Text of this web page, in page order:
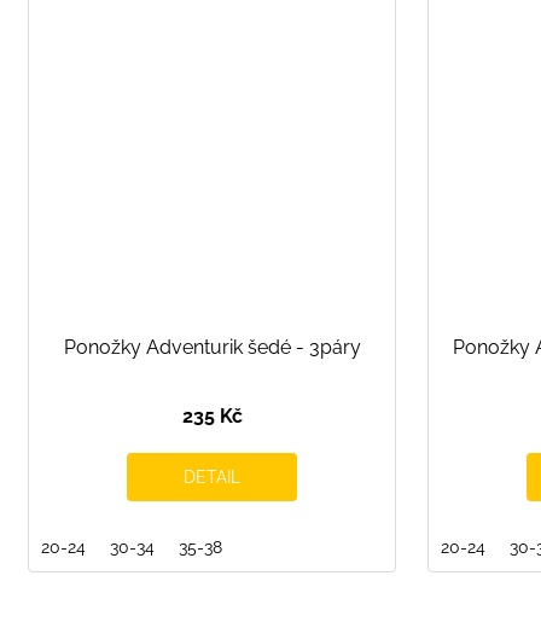
Ponožky Adventurik šedé - 3páry
235 Kč
DETAIL
20-24 30-34 35-38
Ponožky
20-24 30-